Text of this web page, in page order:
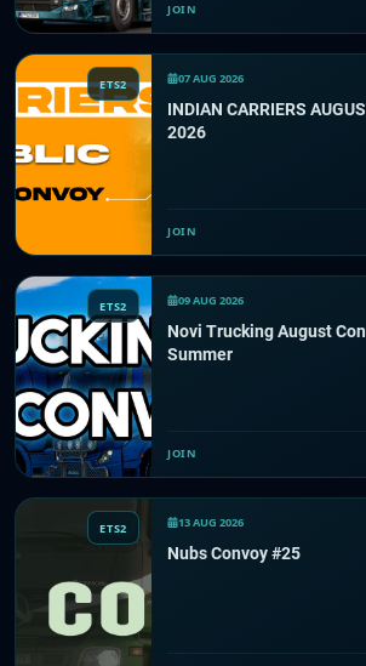
JOIN
ETS2 07 AUG 2026
INDIAN CARRIERS
2026
JOIN
ETS2 09 AUG 2026
Novi Trucking August
Summer
JOIN
ETS2 13 AUG 2026
Nubs Convoy #25